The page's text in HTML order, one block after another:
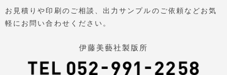
お見積りや印刷のご相談、出力サンプルのご依頼などお気
軽にお問い合わせください。
伊藤美藝社製版所